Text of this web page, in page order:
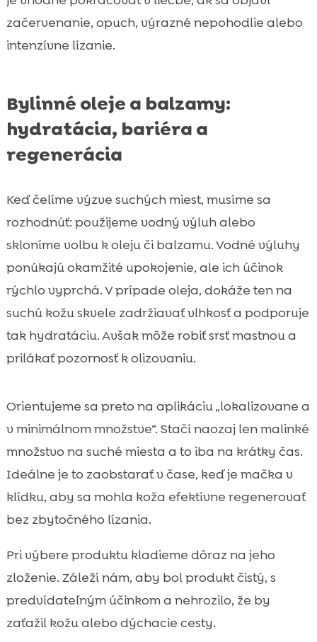
začervenanie, opuch, výrazné nepohodlie alebo
intenzívne lízanie.
Bylinné oleje a balzamy:
hydratácia, bariéra a
regenerácia
Keď čelíme výzve suchých miest, musíme sa
rozhodnúť: použijeme vodný výluh alebo
skloníme volbu k oleju či balzamu. Vodné výluhy
ponúkajú okamžité upokojenie, ale ich účinok
rýchlo vyprchá. V prípade oleja, dokáže ten na
suchú kožu skvele zadržiavať vlhkosť a podporuje
tak hydratáciu. Avšak môže robiť srsť mastnou a
prilákať pozornosť k olizovaniu.
Orientujeme sa preto na aplikáciu „lokalizovane a
v minimálnom množstve“. Stačí naozaj len malinké
množstvo na suché miesta a to iba na krátky čas.
Ideálne je to zaobstarať v čase, keď je mačka v
klídku, aby sa mohla koža efektívne regenerovať
bez zbytočného lízania.
Pri výbere produktu kladieme dôraz na jeho
zloženie. Záleží nám, aby bol produkt čistý, s
predvídateľným účinkom a nehrozilo, že by
zaťažil kožu alebo dýchacie cesty.